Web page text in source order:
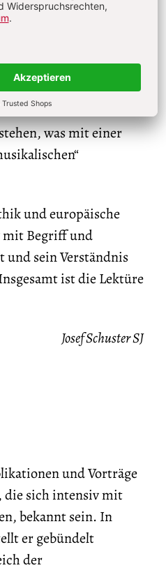
Lehramtes wie
-partner geraten.
Positionen mit
in diesem
was mit einer
und europäische
mit Begriff und
sein Verständnis
ist die Lektüre
Josef Schuster SJ
und Vorträge
die sich intensiv mit
bekannt sein. In
er gebündelt
der